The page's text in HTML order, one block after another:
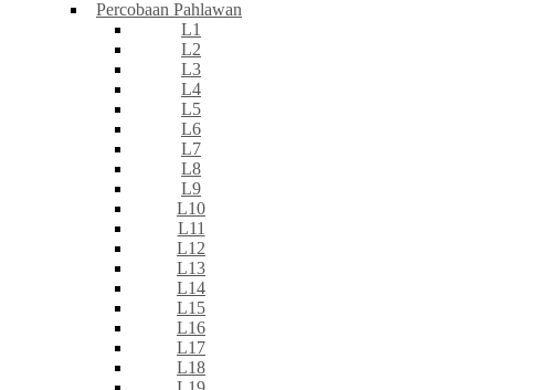
Percobaan Pahlawan
L1
L2
L3
L4
L5
L6
L7
L8
L9
L10
L11
L12
L13
L14
L15
L16
L17
L18